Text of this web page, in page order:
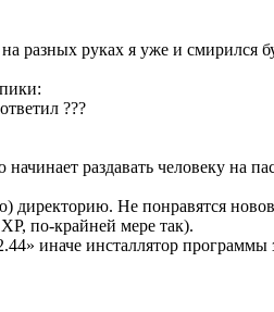
разных руках я уже и смирился
???
начинает раздавать человеку
Не понравятся
по-крайней мере так).
иначе инсталлятор